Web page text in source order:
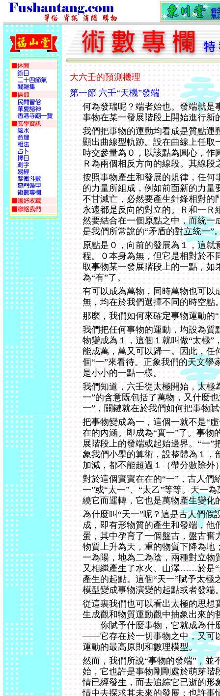
大六壬的預測機理
第一節 六壬“天機”發端
何為發瑞呢？端者始也。發端就是
事物在某一發展階段上開始進行新
我們把事物的運動均看成是質點運
顯出曲線型軌跡。設在曲線上任取
時交參量為 ０ ，以該點為圓心，
Ｒ為兩個相反方向的線段。其線段
按照事物產生和發展的規律，任何
的力量所組成，例如前面新的力量
不甘滅亡，必然要產生針鋒相對的
永遠都是反向的對立的。Ｒ和一Ｒ
然要結合在一個原點之中，而統一
是我們所常說的“矛盾的對立統一”
原點是０， 向前的發展為１，這就
程。 ０ 本身為無，但它是相對於不
取事物某一發展階段上的一點，如
為“有”了。
有可以成為萬物，同時萬物也可以
無，均在於我們選擇不同的時空點
那麼，我們如何來確定事物運動的
我們把任何事物的運動，均設為質
物變成為１，這個１就叫做“太極”
能成萬，萬又可以歸一。因此，任
個“一”來看待。正象我們的天文學
是小小的一點一樣。
我們知道，六壬從太極開始，太極
一”的含意既包括了萬物，又什麼
一”，關鍵就在於我們如何把事物
把事物變成為一，這個一就不是“
在的內涵。即成為“實一”了。事物
展階段上的發端或起始邊界。“一”
象我們小學的算術，設整體為１，
加減，都不能超過１（帶分數除外
對於這個實實在在的“一”，古人們
一”或“太一”、“太乙”等等。天一
繞它而運轉，它也是萬物產生變化
為什麼叫“天一”呢？這是古人們假
成，即有形物質的產生和發端，他
蛋，其中孕育了一個盤古，盤古奮
物質上升為天，重的物質下降為地
一為陽，地為二為陰，兩種對立物
又相繼產生了水火、山澤……於是“
產生的起點。這個“天一”賦予太極
模型變成事物演變的起點或者發端
從這裏我們也可以看出太極的思想
生成觀和物質運動觀中抽象出來的
——你賦予什麼事物，它就成為什
——它存在於一切事物之中，又可
運動的最高原則和數理模型。
然而，我們所說“事物的發端”，並
始，它也許是事物剛剛處於萌芽階
情已經發生，而去追綜它已逝的形
情中去探求其未來的發展；也許事